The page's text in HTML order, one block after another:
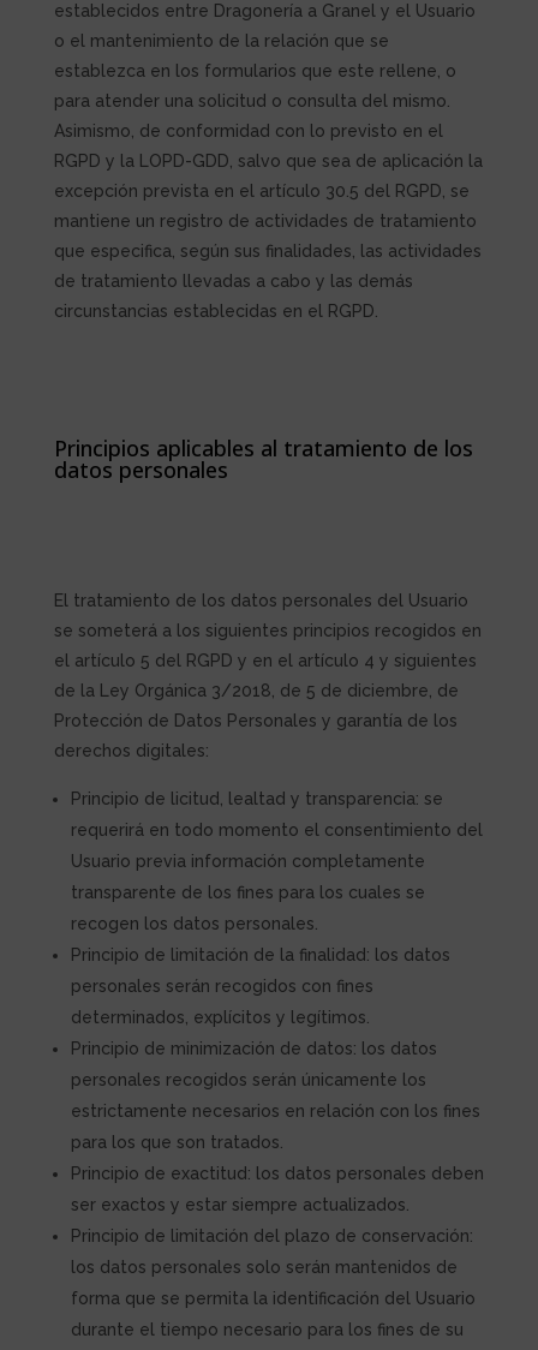
establecidos entre Dragonería a Granel y el Usuario
o el mantenimiento de la relación que se
establezca en los formularios que este rellene, o
para atender una solicitud o consulta del mismo.
Asimismo, de conformidad con lo previsto en el
RGPD y la LOPD-GDD, salvo que sea de aplicación la
excepción prevista en el artículo 30.5 del RGPD, se
mantiene un registro de actividades de tratamiento
que especifica, según sus finalidades, las actividades
de tratamiento llevadas a cabo y las demás
circunstancias establecidas en el RGPD.
Principios aplicables al tratamiento de los
datos personales
El tratamiento de los datos personales del Usuario
se someterá a los siguientes principios recogidos en
el artículo 5 del RGPD y en el artículo 4 y siguientes
de la Ley Orgánica 3/2018, de 5 de diciembre, de
Protección de Datos Personales y garantía de los
derechos digitales:
Principio de licitud, lealtad y transparencia: se
requerirá en todo momento el consentimiento del
Usuario previa información completamente
transparente de los fines para los cuales se
recogen los datos personales.
Principio de limitación de la finalidad: los datos
personales serán recogidos con fines
determinados, explícitos y legítimos.
Principio de minimización de datos: los datos
personales recogidos serán únicamente los
estrictamente necesarios en relación con los fines
para los que son tratados.
Principio de exactitud: los datos personales deben
ser exactos y estar siempre actualizados.
Principio de limitación del plazo de conservación:
los datos personales solo serán mantenidos de
forma que se permita la identificación del Usuario
durante el tiempo necesario para los fines de su